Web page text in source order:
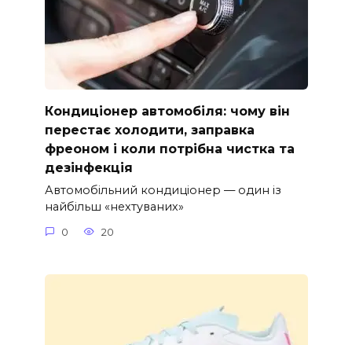
Кондиціонер автомобіля: чому він
перестає холодити, заправка
фреоном і коли потрібна чистка та
дезінфекція
Автомобільний кондиціонер — один із
найбільш «нехтуваних»
0 20